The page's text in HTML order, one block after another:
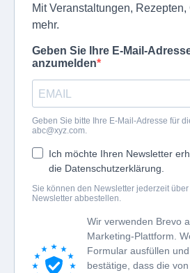
Mit Veranstaltungen, Rezepten,
mehr.
Geben Sie Ihre E-Mail-
anzumelden
Geben Sie bitte Ihre E-Mail-Adresse für
abc@xyz.com.
Ich möchte Ihren Newsletter
die Datenschutzerklärung.
Sie können den Newsletter jederzeit
Newsletter abbestellen.
Wir verwenden Brevo
Marketing-Plattform.
Formular ausfüllen
bestätige, dass die